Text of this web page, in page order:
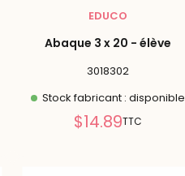
EDUCO
Abaque 3 x 20 - élève
3018302
Stock fabricant : disponible
Prix
$14.89TTC